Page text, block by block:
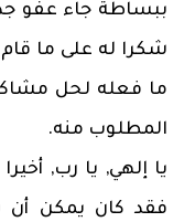
ببساطة جاء عفو
شكرا له على ما
ما فعله لحل مشاكل
المطلوب منه.
يا إلهي, يا رب,
فقد كان يمكن أن